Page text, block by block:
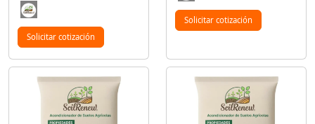
Solicitar cotización
Solicitar cotización